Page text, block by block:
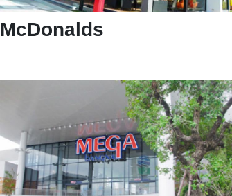
McDonalds